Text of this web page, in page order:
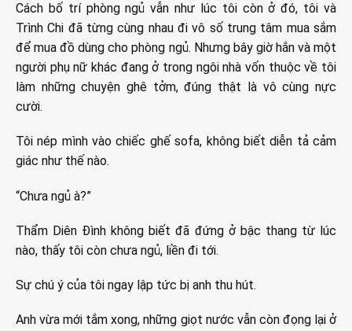
Cách bố trí phòng ngủ vẫn như lúc tôi còn ở đó, tôi và
Trình Chi đã từng cùng nhau đi vô số trung tâm mua sắm
để mua đồ dùng cho phòng ngủ. Nhưng bây giờ hắn và một
người phụ nữ khác đang ở trong ngôi nhà vốn thuộc về tôi
làm những chuyện ghê tởm, đúng thật là vô cùng nực
cười.
Tôi nép mình vào chiếc ghế sofa, không biết diễn tả cảm
giác như thế nào.
“Chưa ngủ à?”
Thẩm Diên Đình không biết đã đứng ở bậc thang từ lúc
nào, thấy tôi còn chưa ngủ, liền đi tới.
Sự chú ý của tôi ngay lập tức bị anh thu hút.
Anh vừa mới tắm xong, những giọt nước vẫn còn đọng lại ở